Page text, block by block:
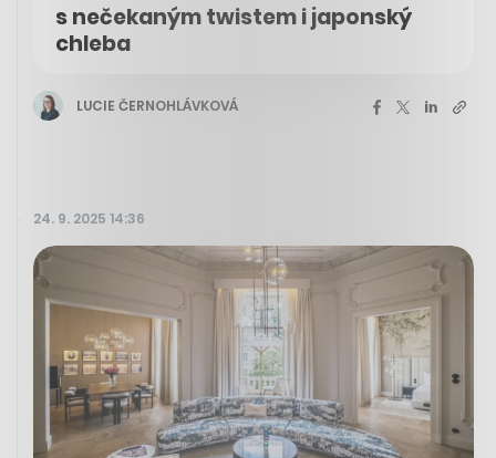
s nečekaným twistem i japonský
chleba
LUCIE ČERNOHLÁVKOVÁ
24. 9. 2025 14:36